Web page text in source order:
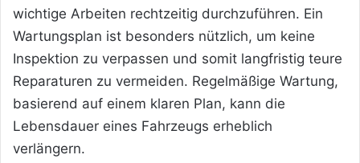
wichtige Arbeiten rechtzeitig durchzuführen. Ein
Wartungsplan ist besonders nützlich, um keine
Inspektion zu verpassen und somit langfristig teure
Reparaturen zu vermeiden. Regelmäßige Wartung,
basierend auf einem klaren Plan, kann die
Lebensdauer eines Fahrzeugs erheblich
verlängern.